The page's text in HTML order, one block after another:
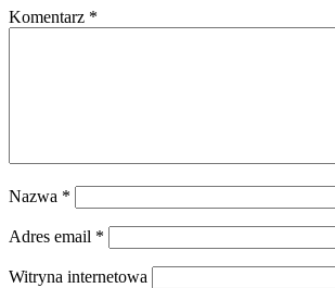
Komentarz *
Nazwa *
Adres email *
Witryna internetowa